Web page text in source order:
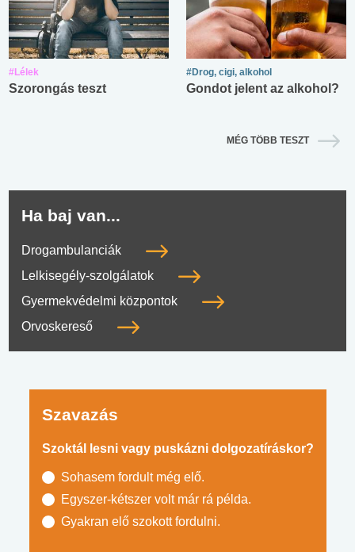
#Lélek
Szorongás teszt
#Drog, cigi, alkohol
Gondot jelent az alkohol?
MÉG TÖBB TESZT
Ha baj van...
Drogambulanciák
Lelkisegély-szolgálatok
Gyermekvédelmi központok
Orvoskereső
Szavazás
Szoktál lesni vagy puskázni dolgozatíráskor?
Sohasem fordult még elő.
Egyszer-kétszer volt már rá példa.
Gyakran elő szokott fordulni.